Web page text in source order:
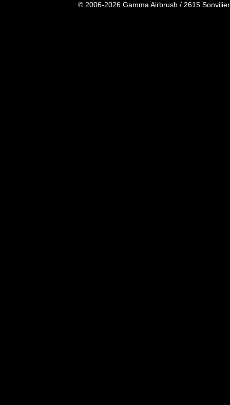
© 2006-2026 Gamma Airbrush / 2615